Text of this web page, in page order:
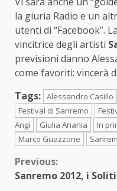
la giuria Radio e un
utenti di “Facebook”.
vincitrice degli artisti
previsioni danno
come favoriti: vincerà
Tags: Alessandro Casillo
Festival di Sanremo
Angi
Giulia Anania In
Marco Guazzone
Continue
Previous:
Sanremo 2012, i